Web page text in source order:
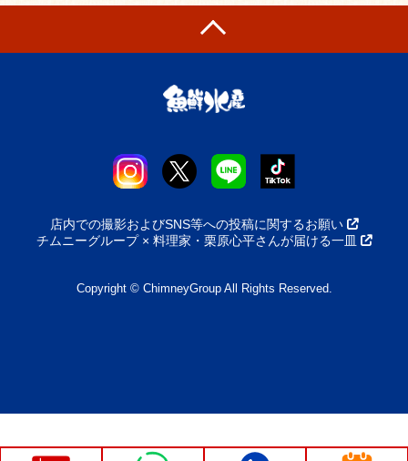
店内での撮影およびSNS等への投稿に関するお願い
チムニーグループ × 料理家・栗原心平さんが届ける一皿
Copyright © ChimneyGroup All Rights Reserved.